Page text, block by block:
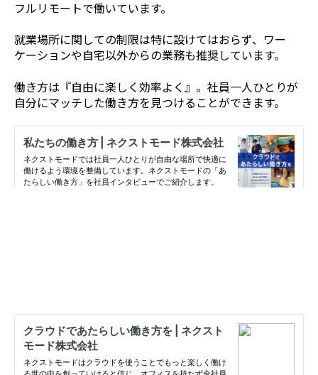
フルリモートで働いています。
就業場所に関しての制限は特に設けてはおらず、ワー
ケーションや自宅以外からの業務も推奨しています。
働き方は『自由に楽しく効率よく』。社員一人ひとりが
自分にマッチした働き方を見つけることができます。